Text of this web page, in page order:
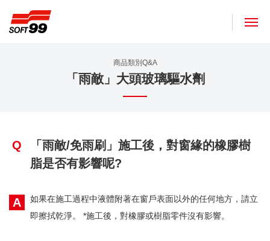
商品類別Q&A
「雨敵」大頭玻璃驅水劑
Q
「雨敵/免雨刷」施工後，對窗緣的橡膠樹
脂是否有影響呢?
A
如果在施工過程中液體附著在窗戶表面以外的任何地方，請立
即擦拭乾淨。 *施工後，對橡膠或樹脂零件沒有影響。